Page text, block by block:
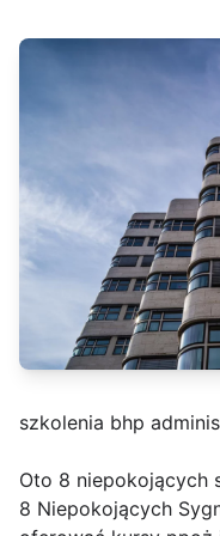
szkolenia bhp
Oto 8 niepokojących
8 Niepokojących